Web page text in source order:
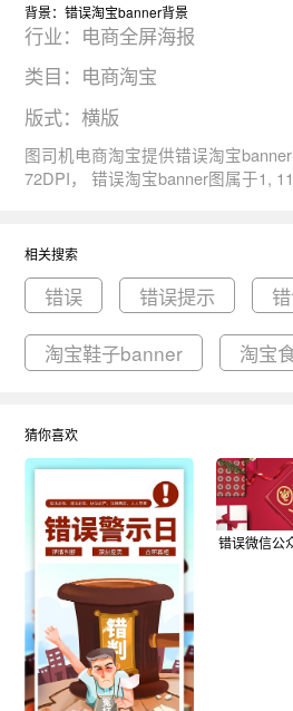
背景：错误淘宝banner背景
行业：电商全屏海报
类目：电商淘宝
版式：横版
图司机电商淘宝提供错误淘宝banner在线图片设计，一键制作生成， 图片资源是由50000于2019-
相关搜索
错误 错误提示
淘宝鞋子banner 淘宝
猜你喜欢
错误微信公